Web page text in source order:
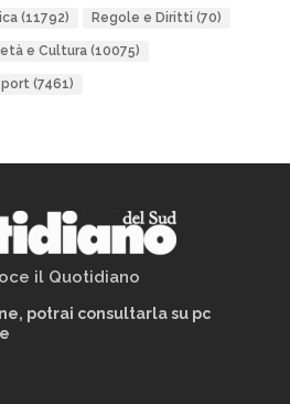
(11792) Regole e Diritti (70)
e Cultura(10075)
(7461)
il Quotidiano
potrai consultarla su pc